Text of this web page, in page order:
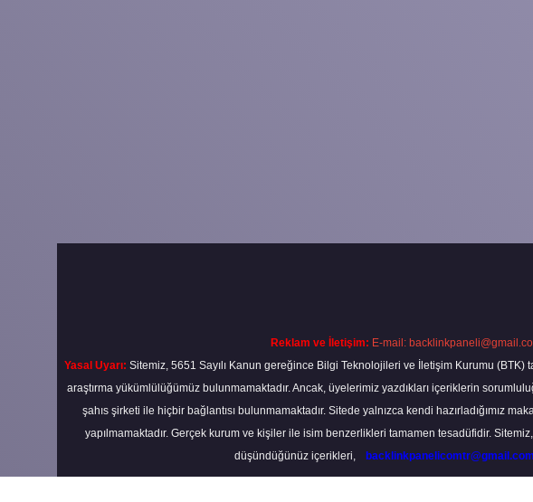
Reklam ve İletişim: E-mail:
Yasal Uyarı: Sitemiz, 5651 Sayılı Kanun gereğince Bilgi Teknolojileri ve İletişim Kurumu
araştırma yükümlülüğümüz bulunmamaktadır. Ancak, üyelerimiz yazdıkları içeriklerin
şahıs şirketi ile hiçbir bağlantısı bulunmamaktadır. Sitede yalnızca kendi hazırladığımız
yapılmamaktadır. Gerçek kurum ve kişiler ile isim benzerlikleri tamamen tesadüfidir.
düşündüğünüz içerikleri,
backlinkpanelicomtr@gmail.com